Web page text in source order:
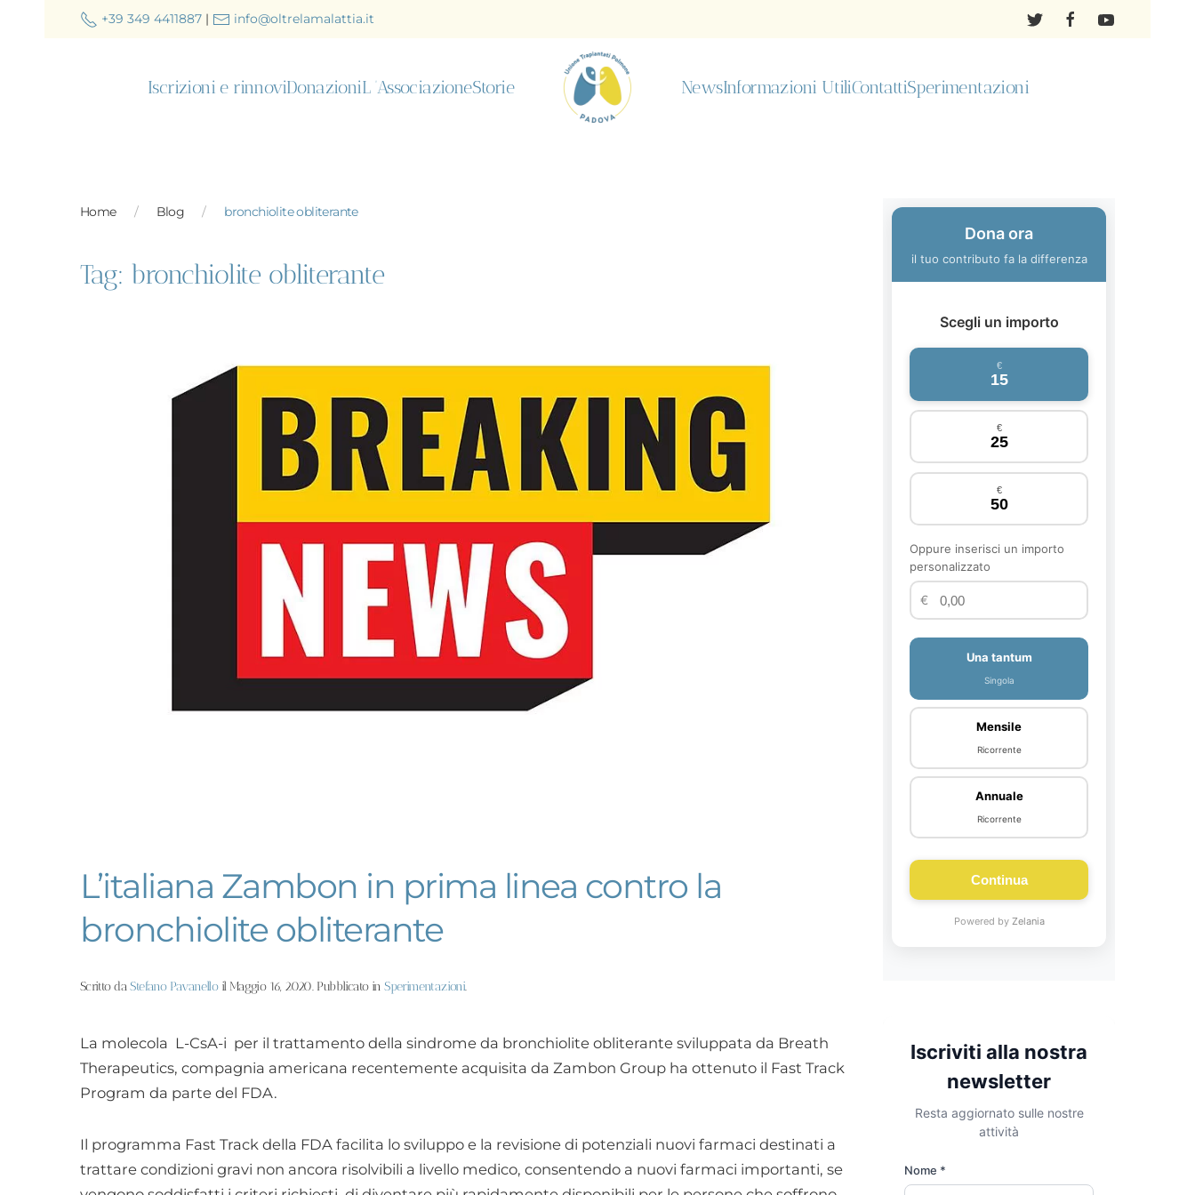
+39 349 4411887 | info@oltrelamalattia.it
Iscrizioni e rinnoviDonazioniL ’AssociazioneStorie NewsInformazioni UtiliContattiSperimentazioni
Home Blog bronchiolite obliterante
Tag: bronchiolite obliterante
L’italiana Zambon in prima linea contro la
bronchiolite obliterante
Scritto daStefano Pavanelloil Maggio 16, 2020. Pubblicato inSperimentazioni.
La molecola L-CsA-i per il trattamento della sindrome da bronchiolite obliterante sviluppata da Breath
Therapeutics, compagnia americana recentemente acquisita da Zambon Group ha ottenuto il Fast Track
Program da parte del FDA.
Il programma Fast Track della FDA facilita lo sviluppo e la revisione di potenziali nuovi farmaci destinati a
trattare condizioni gravi non ancora risolvibili a livello medico, consentendo a nuovi farmaci importanti, se